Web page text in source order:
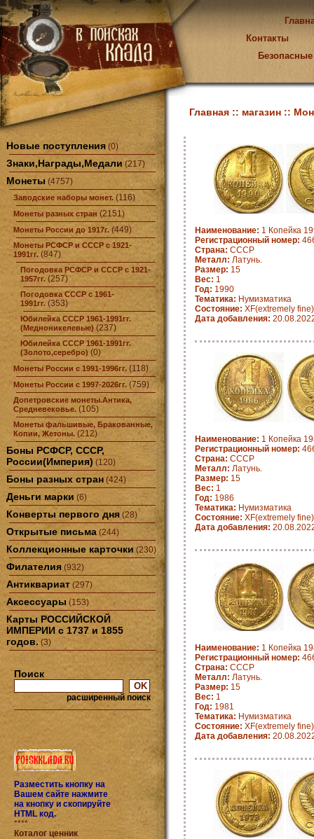
Контакты
Новые поступления (0)
Знаки,Награды,Медали (217)
Монеты (4757)
Заводские наборы монет. (116)
Монеты разных стран (2151)
Монеты России до 1917г. (449)
Монеты РСФСР и СССР с 1921-
1991гг. (847)
Погодовка РСФСР и СССР с 1921-
1957гг. (257)
Погодовка СССР с 1961-
1991гг. (353)
Юбилейка СССР 1961-1991гг.
(Медноникелевые) (237)
Юбилейка СССР 1961-1991гг.
(Золото,серебро) (0)
Монеты России с 1991-1996гг. (118)
Монеты России с 1997-2026гг. (759)
Допетровские монеты.Антика,
Средневековье. (105)
Монеты фальшивые, Бракованные,
Копии, Жетоны. (212)
Боны РСФСР, СССР,
России(Империя) (120)
Боны разных стран (424)
Деньги марки (6)
Конверты первого дня (28)
Открытые письма (244)
Коллекционные карточки (230)
Филателия (932)
Антиквариат (297)
Аксессуары (153)
Карты РОССИЙСКОЙ
ИМПЕРИИ с 1737 и 1855
годов. (3)
Поиск
расширенный поиск
Разместить кнопку на
Вашем сайте нажмите
на кнопку и скопируйте
HTML код.
****
Коталог ценник
Главная :: магазин ::
Наименование: 1 Копейка
Регистрационный номер:
Страна: СССР
Металл: Латунь.
Размер: 15
Вес: 1
Год: 1990
Тематика: Нумизматика
Состояние: XF(extremely fine)
Дата добавления:
Наименование: 1 Копейка
Регистрационный номер:
Страна: СССР
Металл: Латунь.
Размер: 15
Вес: 1
Год: 1986
Тематика: Нумизматика
Состояние: XF(extremely fine)
Дата добавления:
Наименование: 1 Копейка
Регистрационный номер:
Страна: СССР
Металл: Латунь.
Размер: 15
Вес: 1
Год: 1981
Тематика: Нумизматика
Состояние: XF(extremely fine)
Дата добавления: